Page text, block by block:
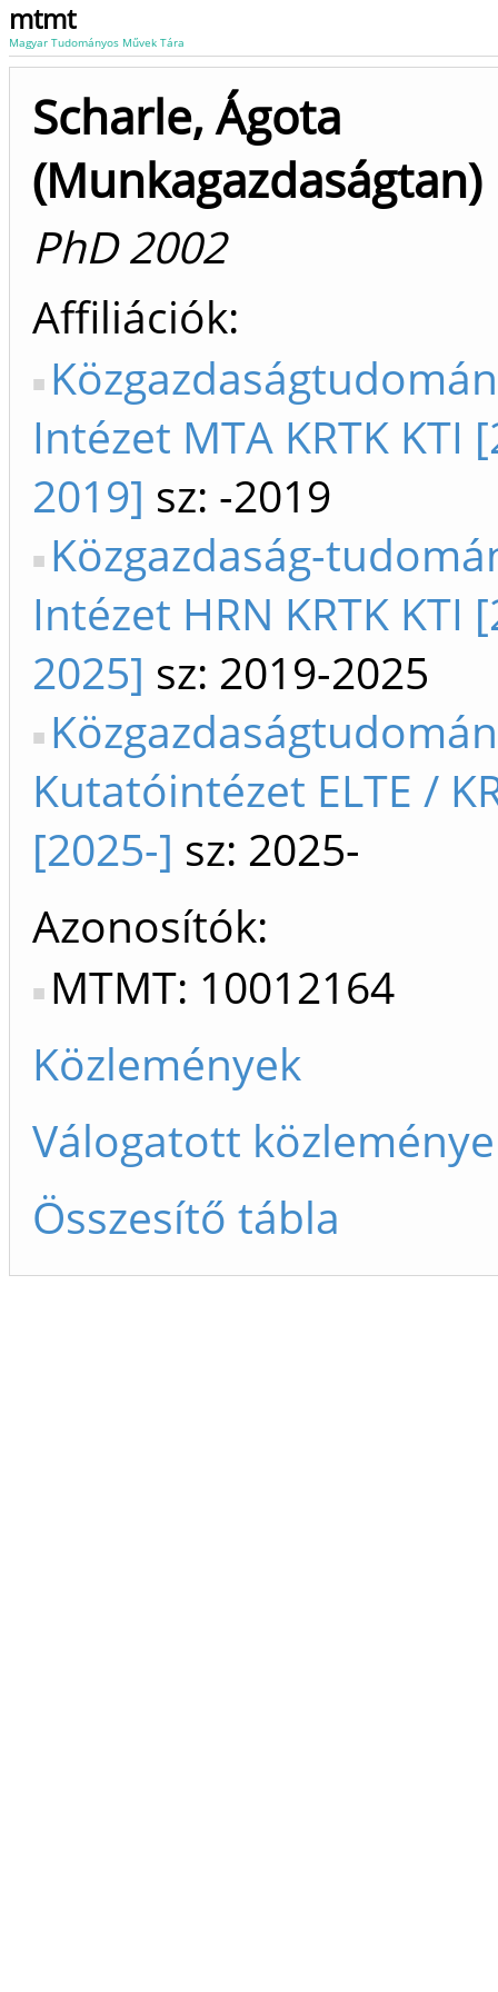
mtmt
Magyar Tudományos Művek Tára
Scharle, Ágota
(Munkagazdaságtan)
PhD 2002
Affiliációk
Intézet MTA KRTK KTI
2019] sz: -2019
Közgazdaság-
Intézet HRN KRTK KTI
2025] sz: 2019-2025
Kutatóintézet ELTE /
[2025-] sz: 2025-
Azonosítók
MTMT: 10012164
Közlemények
Válogatott
Összesítő tábla